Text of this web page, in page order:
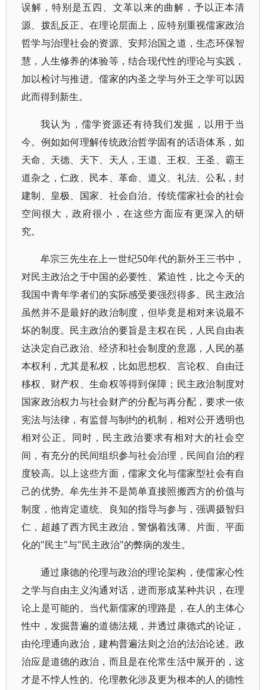
误解，特别是五四、文革以来的曲解，予以正本清
源、拨乱反正。在理论层面上，应特别重视儒家政治
哲学与治理社会的资源、安邦治国之道，生态环保智
慧，人生修养的体验等，结合现代性的理论与实践，
加以检讨与推进。儒家的内圣之学与外王之学可以因
此而得到新生。
我认为，儒学资源还有待我们发掘，以用于当
今。例如如何理解传统政治哲学固有的话语体系，如
天命、天德、天下、天人，王道、王权、王圣、霸王
道杂之，仁政、民本、革命、道义、礼法、公私，封
建制、皇极、国家、社会自治。传统儒家社会的社会
空间很大，政府很小，在这些方面应有更深入的研
究。
牟宗三先生在上一世纪50年代的新外王三书中，
对民主政治之于中国的必要性、紧迫性，比之今天的
我国中青年学者们的实际感受要强烈得多。民主政治
虽然并不是最好的政治制度，但毕竟是相对来说最不
坏的制度。民主政治的要旨是主权在民，人民自由表
达决定自己政治、经济和社会制度的意愿，人民的基
本权利，尤其是私权，比如思想权、言论权、自由迁
移权、财产权、生命权等得到保障；民主政治制度对
国家政治权力与社会财产的分配与再分配，要求一依
宪法与法律，有监督与制约的机制，相对公开透明也
相对公正。同时，民主政治要求有相对大的社会空
间，有充分的民间组织参与社会治理，民间自治的程
度较高。以上这些方面，儒家文化与儒家型社会有自
己的优势。牟先生并不是简单直接照搬西方的价值与
制度，他肯定道统、良知的指导与参与，强调摄智归
仁，超越了西方民主政治，警惕着浅薄、片面、平面
化的"民主"与"民主政治"的弊病的发生。
通过康德的伦理与政治的理论架构，使儒家心性
之学与自由主义沟通对话，进而形成某种共识，在理
论上是可能的。当代新儒家的理路是，在人的主体心
性中，发掘普遍的道德法规，并透过康德式的论证，
由伦理通向政治，建构普遍法则之治的法治论述。政
治应是道德的政治，而且是在伦常生活中展开的，这
才是不悖人性的。伦理教化涉及更为根本的人的德性